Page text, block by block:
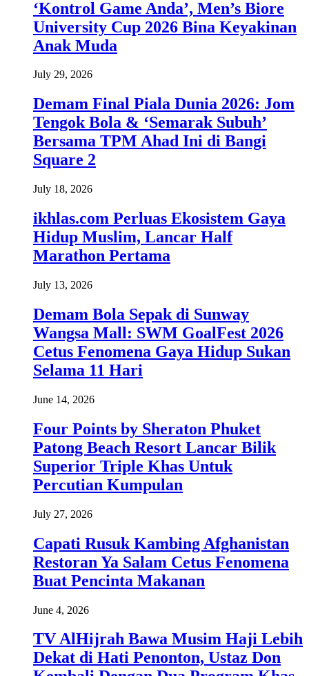
‘Kontrol Game Anda’, Men’s Biore
University Cup 2026 Bina Keyakinan
Anak Muda
July 29, 2026
Demam Final Piala Dunia 2026: Jom
Tengok Bola & ‘Semarak Subuh’
Bersama TPM Ahad Ini di Bangi
Square 2
July 18, 2026
ikhlas.com Perluas Ekosistem Gaya
Hidup Muslim, Lancar Half
Marathon Pertama
July 13, 2026
Demam Bola Sepak di Sunway
Wangsa Mall: SWM GoalFest 2026
Cetus Fenomena Gaya Hidup Sukan
Selama 11 Hari
June 14, 2026
Four Points by Sheraton Phuket
Patong Beach Resort Lancar Bilik
Superior Triple Khas Untuk
Percutian Kumpulan
July 27, 2026
Capati Rusuk Kambing Afghanistan
Restoran Ya Salam Cetus Fenomena
Buat Pencinta Makanan
June 4, 2026
TV AlHijrah Bawa Musim Haji Lebih
Dekat di Hati Penonton, Ustaz Don